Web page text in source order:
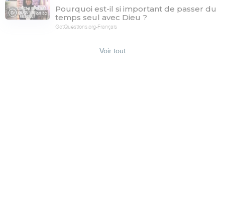
03:22
Pourquoi est-il si important de passer du
temps seul avec Dieu ?
GotQuestions.org-Français
Voir tout